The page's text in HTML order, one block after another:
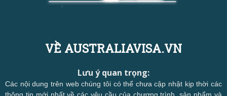
VỀ AUSTRALIAVISA.VN
Lưu ý quan trọng:
Các nội dung trên web chúng tôi có thể chưa cập nhật kịp thời các